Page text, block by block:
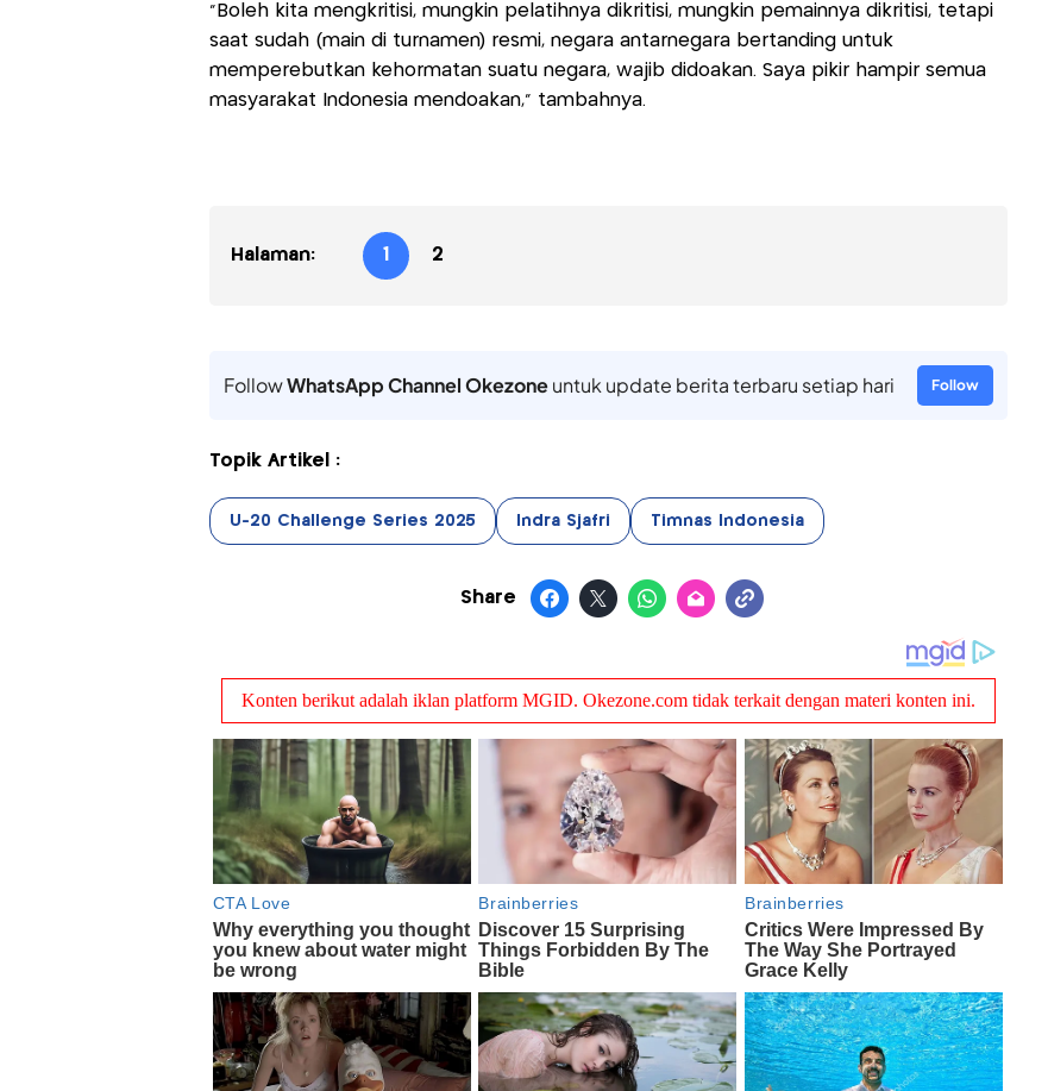
"Boleh kita mengkritisi, mungkin pelatihnya dikritisi, mungkin pemainnya dikritisi, tetapi
saat sudah (main di turnamen) resmi, negara antarnegara bertanding untuk
memperebutkan kehormatan suatu negara, wajib didoakan. Saya pikir hampir semua
masyarakat Indonesia mendoakan," tambahnya.
Halaman: 1 2
FollowWhatsApp Channel Okezoneuntuk update berita terbaru setiap hari Follow
Topik Artikel :
U-20 Challenge Series 2025 Indra Sjafri Timnas Indonesia
Share